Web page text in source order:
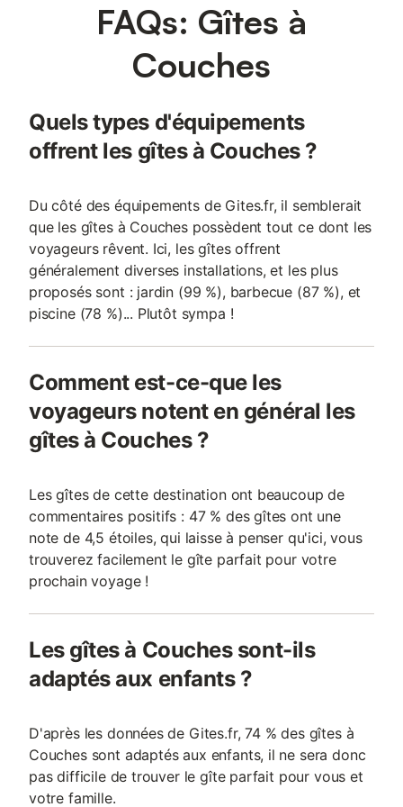
coteaux de vignobles, prairies bocagères & belles forêts
sauvages, sur un espace protégé en ZNIEFF. Gîte de grand
élégant & raffiné, sublimé par l'âme des lieux (belle charpente &
l'ombre d'arbres centenaires, véritable "écrin de verdure" que
complète une vaste terrasse végétalisée & fleurie (surplombant
en "vigie" la rue centr
FAQs: Gîtes à
Couches
Quels types d'équipements
offrent les gîtes à Couches ?
Du côté des équipements de Gites.fr, il semblerait
que les gîtes à Couches possèdent tout ce dont les
voyageurs rêvent. Ici, les gîtes offrent
généralement diverses installations, et les plus
proposés sont : jardin (99 %), barbecue (87 %), et
piscine (78 %)... Plutôt sympa !
Comment est-ce-que les
voyageurs notent en général les
gîtes à Couches ?
Les gîtes de cette destination ont beaucoup de
commentaires positifs : 47 % des gîtes ont une
note de 4,5 étoiles, qui laisse à penser qu'ici, vous
trouverez facilement le gîte parfait pour votre
prochain voyage !
Les gîtes à Couches sont-ils
adaptés aux enfants ?
D'après les données de Gites.fr, 74 % des gîtes à
Couches sont adaptés aux enfants, il ne sera donc
pas difficile de trouver le gîte parfait pour vous et
votre famille.